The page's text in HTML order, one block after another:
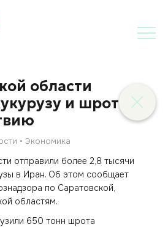
области
и шрот
Экономика
отправили более 2,8 тысячи
в Иран. Об этом сообщает
по Саратовской,
областям.
650 тонн шрота